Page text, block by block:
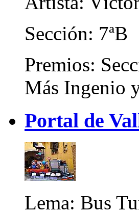
Sección: 7ªB
Premios:
Más Ingenio
Portal de
Lema: Bus